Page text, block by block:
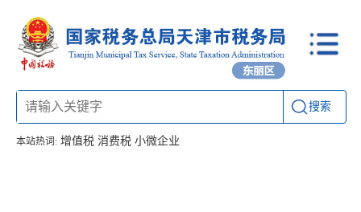
搜索
本站热词: 增值税 消费税 小微企业